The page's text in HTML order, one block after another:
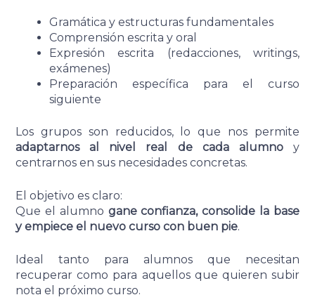
Gramática y estructuras fundamentales
Comprensión escrita y oral
Expresión escrita (redacciones, writings,
exámenes)
Preparación específica para el curso
siguiente
Los grupos son reducidos, lo que nos permite
adaptarnos al nivel real de cada alumnoy
centrarnos en sus necesidades concretas.
El objetivo es claro:
Que el alumno gane confianza, consolide la base
y empiece el nuevo curso con buen pie.
Ideal tanto para alumnos que necesitan
recuperar como para aquellos que quieren subir
nota el próximo curso.